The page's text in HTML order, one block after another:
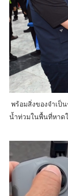
พร้อมสิ่งของจำเป็
น้ำท่วมในพื้นที่หาด